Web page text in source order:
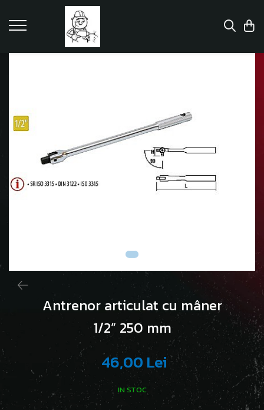
Antrenor articulat cu mâner
1/2” 250 mm
46,00 Lei
IN STOC